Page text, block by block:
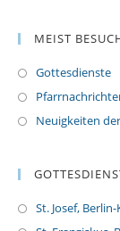
MEIST
Gottesdienste
Neuigkeiten
St. Josef,